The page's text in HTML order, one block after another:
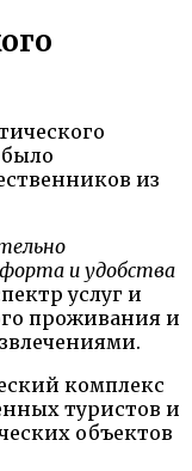
из
и удобства
услуг и
проживания и
комплекс
туристов и
объектов